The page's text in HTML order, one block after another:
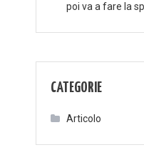
poi va a fare la
CATEGORIE
Articolo